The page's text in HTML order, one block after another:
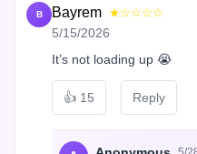
B Bayrem ★☆☆☆☆
5/15/2026
It’s not loading up 😭
👍 15 Reply